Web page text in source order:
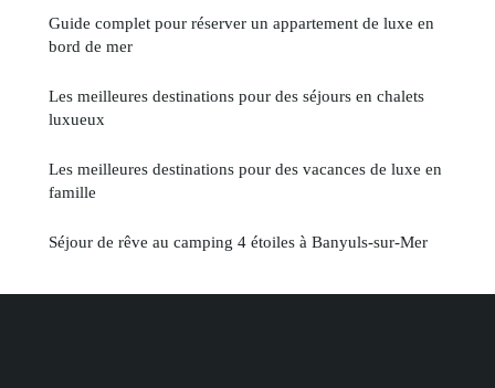
Guide complet pour réserver un appartement de luxe en
bord de mer
Les meilleures destinations pour des séjours en chalets
luxueux
Les meilleures destinations pour des vacances de luxe en
famille
Séjour de rêve au camping 4 étoiles à Banyuls-sur-Mer